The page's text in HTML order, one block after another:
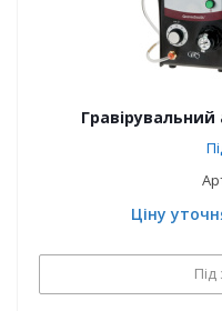
Гравірувальний
Ціну